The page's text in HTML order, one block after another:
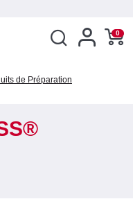
0
de Préparation